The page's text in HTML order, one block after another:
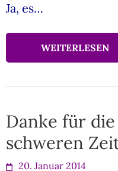
Ja, es…
WEITERLESEN
Danke für
schweren
20. Januar 2014